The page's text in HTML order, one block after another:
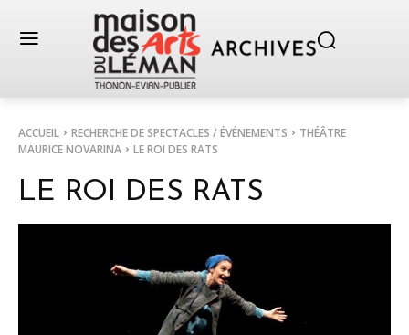
ACCUEIL RECHERCHE DE SPECTACLES / ÉVÉNEMENTS
THÉÂTRE
MAURICE NOVARINA
LE ROI DES RATS
LE ROI DES RATS